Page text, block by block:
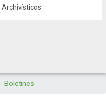
Archivísticos
Boletines